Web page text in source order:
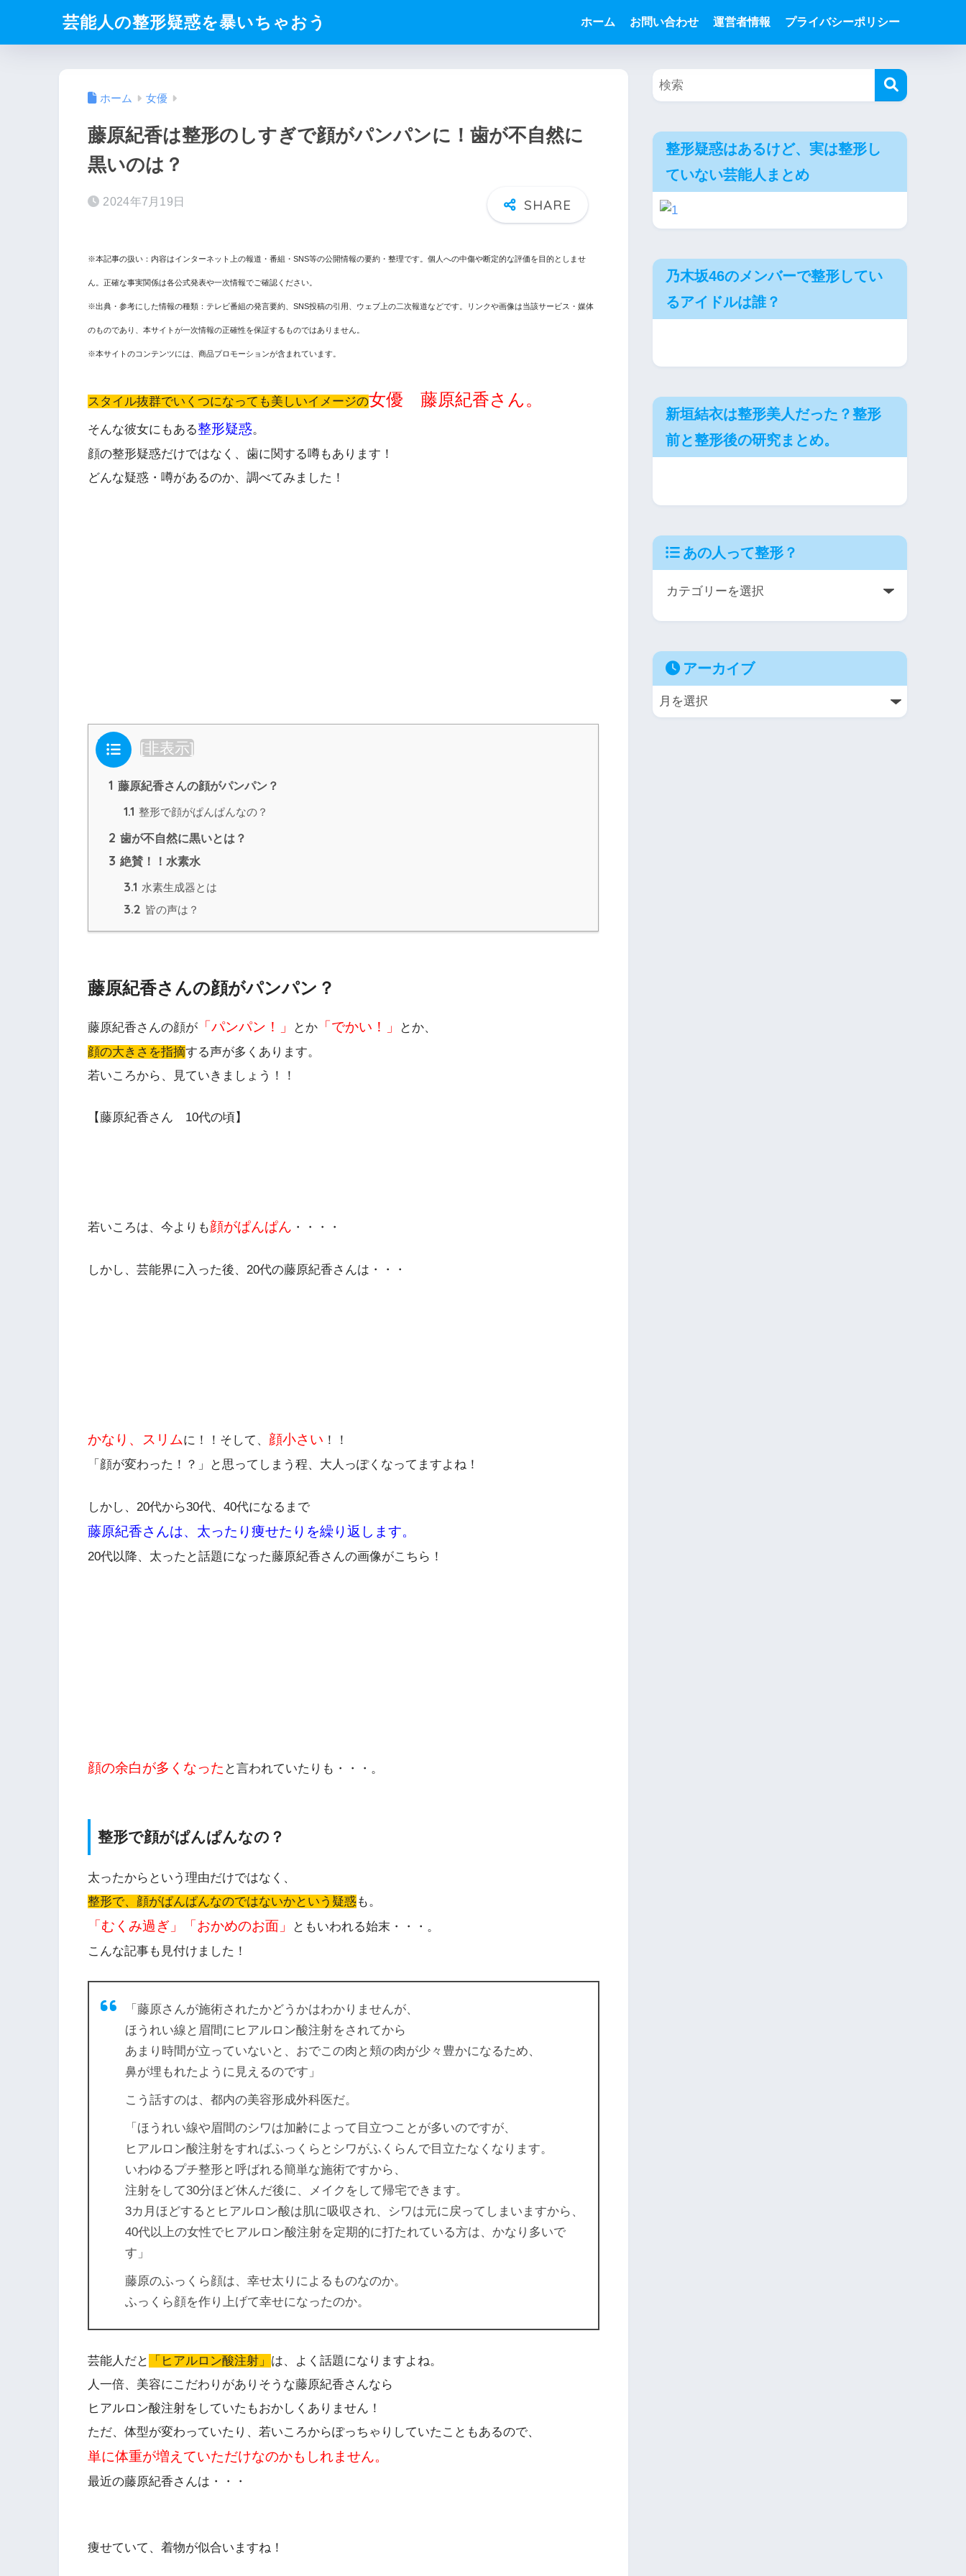
芸能人の整形疑惑を暴いちゃおう ホーム お問い合わせ 運営者情報 プライバシーポリシー
ホーム 女優
藤原紀香は整形のしすぎで顔がパンパンに！歯が不自然に
黒いのは？
2024年7月19日
※本記事の扱い：内容はインターネット上の報道・番組・SNS等の公開情報の要約・整理です。個人への中傷や断定的な評価を目的としませ
ん。正確な事実関係は各公式発表や一次情報でご確認ください。
※出典・参考にした情報の種類：テレビ番組の発言要約、SNS投稿の引用、ウェブ上の二次報道などです。リンクや画像は当該サービス・媒体
のものであり、本サイトが一次情報の正確性を保証するものではありません。
※本サイトのコンテンツには、商品プロモーションが含まれています。
スタイル抜群でいくつになっても美しいイメージの女優 藤原紀香さん。
そんな彼女にもある整形疑惑。
顔の整形疑惑だけではなく、歯に関する噂もあります！
どんな疑惑・噂があるのか、調べてみました！
目次 [非表示]
1 藤原紀香さんの顔がパンパン？
1.1 整形で顔がぱんぱんなの？
2 歯が不自然に黒いとは？
3 絶賛！！水素水
3.1 水素生成器とは
3.2 皆の声は？
藤原紀香さんの顔がパンパン？
藤原紀香さんの顔が 「パンパン！」 とか 「でかい！」
とか、
顔の大きさを指摘する声が多くあります。
若いころから、見ていきましょう！！
【藤原紀香さん 10代の頃】
若いころは、今よりも顔がぱんぱん ・・・・
しかし、芸能界に入った後、 20代の藤原紀香さんは・・・
かなり、スリムに！！そして、 顔小さい ！！
「顔が変わった！？」と思ってしまう程、大人っぽくなってますよね！
しかし、20代から30代、40代になるまで
藤原紀香さんは、太ったり痩せたりを繰り返します。
20代以降、太ったと話題になった藤原紀香さんの画像がこちら！
顔の余白が多くなった と言われていたりも・・・。
整形で顔がぱんぱんなの？
太ったからという理由だけではなく、
整形で、顔がぱんぱんなのではないかという疑惑も。
「むくみ過ぎ」「おかめのお面」
ともいわれる始末・・・。
こんな記事も見付けました！
「藤原さんが施術されたかどうかはわかりませんが、
ほうれい線と眉間にヒアルロン酸注射をされてから
あまり時間が立っていないと、おでこの肉と頬の肉が少々豊かになるため、
鼻が埋もれたように見えるのです」
こう話すのは、都内の美容形成外科医だ。
「ほうれい線や眉間のシワは加齢によって目立つことが多いのですが、
ヒアルロン酸注射をすればふっくらとシワがふくらんで目立たなくなります。
いわゆるプチ整形と呼ばれる簡単な施術ですから、
注射をして30分ほど休んだ後に、メイクをして帰宅できます。
3カ月ほどするとヒアルロン酸は肌に吸収され、シワは元に戻ってしまいますから、
40代以上の女性でヒアルロン酸注射を定期的に打たれている方は、かなり多いで
す」
藤原のふっくら顔は、幸せ太りによるものなのか。
ふっくら顔を作り上げて幸せになったのか。
芸能人だと 「ヒアルロン酸注射」 は、よく話題になりますよね。
人一倍、美容にこだわりがありそうな藤原紀香さんなら
ヒアルロン酸注射をしていたもおかしくありません！
ただ、体型が変わっていたり、若いころからぽっちゃりしていたこともあるので、
単に体重が増えていただけなのかもしれません。
最近の藤原紀香さんは・・・
痩せていて、着物が似合いますね！
整形疑惑はあるけど、実は整形し
ていない芸能人まとめ
乃木坂46のメンバーで整形してい
るアイドルは誰？
新垣結衣は整形美人だった？整形
前と整形後の研究まとめ。
あの人って整形？
アーカイブ